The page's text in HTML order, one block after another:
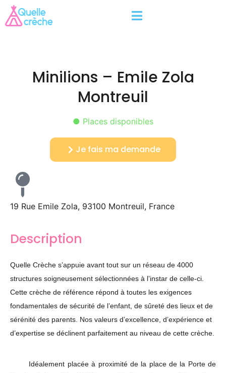
Minilions – Emile Zola
Montreuil
● Places disponibles
Je fais ma demande
19 Rue Emile Zola, 93100 Montreuil, France
Description
Quelle Crèche s’appuie avant tout sur un réseau de 4000
structures soigneusement sélectionnées à l’instar de celle-ci.
Cette crèche de référence répond à toutes les exigences
fondamentales de sécurité de l’enfant, de sûreté des lieux et de
sérénité des parents. Nos valeurs d’excellence, d’expérience et
d’expertise se déclinent parfaitement au niveau de cette crèche.
Idéalement placée à proximité de la place de la Porte de